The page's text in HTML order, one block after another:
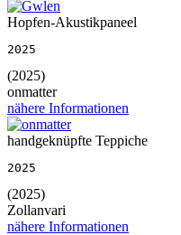
Hopfen-Akustikpaneel
2025
(2025)
onmatter
nähere Informationen
handgeknüpfte Teppiche
2025
(2025)
Zollanvari
nähere Informationen